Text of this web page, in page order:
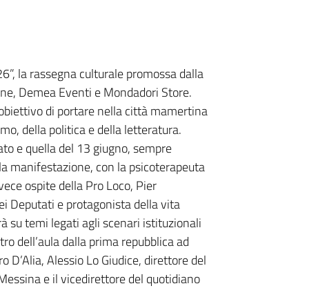
la rassegna culturale promossa dalla
Demea Eventi e Mondadori Store.
di portare nella città mamertina
della politica e della letteratura.
e quella del 13 giugno, sempre
manifestazione, con la psicoterapeuta
ospite della Pro Loco, Pier
Deputati e protagonista della vita
su temi legati agli scenari istituzionali
dell’aula dalla prima repubblica ad
D’Alia, Alessio Lo Giudice, direttore del
e il vicedirettore del quotidiano